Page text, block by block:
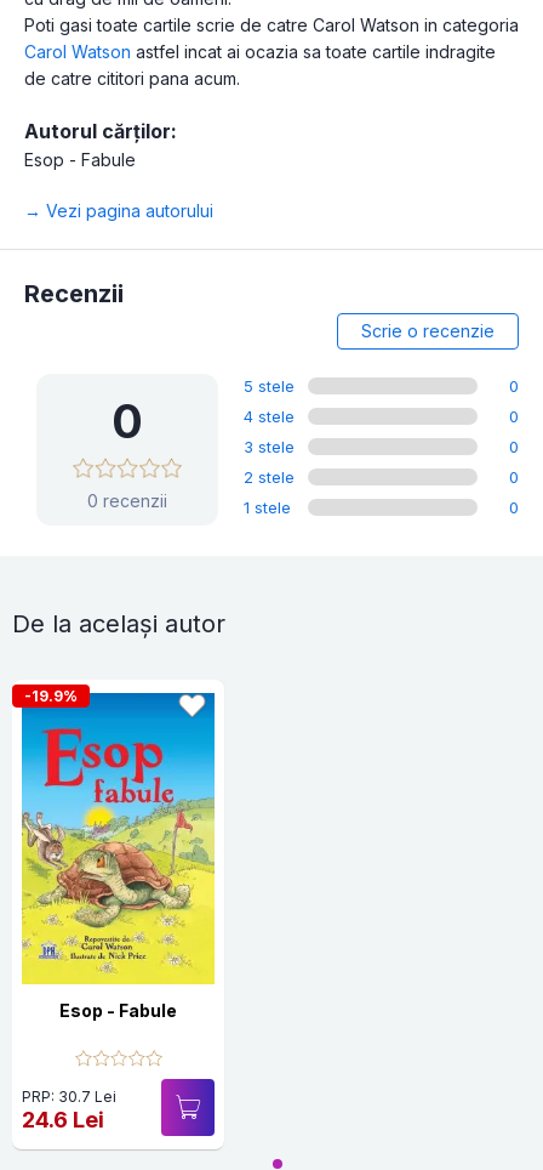
Poti gasi toate cartile scrie de catre Carol Watson in categoria
Carol Watson astfel incat ai ocazia sa toate cartile indragite
de catre cititori pana acum.
Autorul cărților:
Esop - Fabule
→ Vezi pagina autorului
Recenzii
Scrie o recenzie
0
0 recenzii
5 stele
0
4 stele
0
3 stele
0
2 stele
0
1 stele
0
De la același autor
-19.9%
Esop - Fabule
PRP: 30.7 Lei
24.6 Lei